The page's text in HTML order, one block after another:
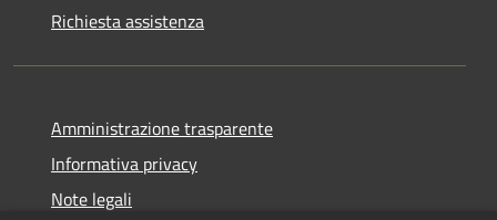
Richiesta assistenza
Amministrazione trasparente
Informativa privacy
Note legali